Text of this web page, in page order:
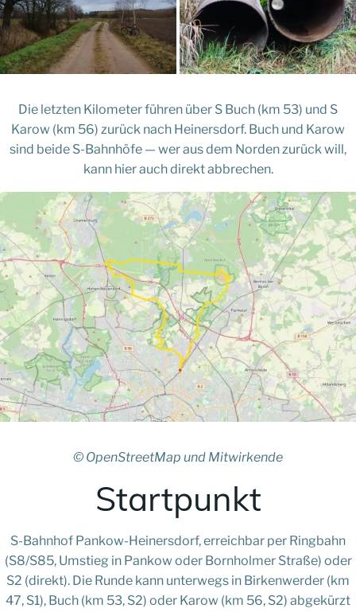
Die letzten Kilometer führen über S Buch (km 53) und S
Karow (km 56) zurück nach Heinersdorf. Buch und Karow
sind beide S-Bahnhöfe — wer aus dem Norden zurück will,
kann hier auch direkt abbrechen.
© OpenStreetMap und Mitwirkende
Startpunkt
S-Bahnhof Pankow-Heinersdorf, erreichbar per Ringbahn
(S8/S85, Umstieg in Pankow oder Bornholmer Straße) oder
S2 (direkt). Die Runde kann unterwegs in Birkenwerder (km
47, S1), Buch (km 53, S2) oder Karow (km 56, S2) abgekürzt